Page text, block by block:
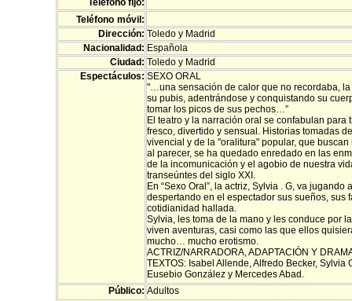
Teléfono fijo:
Teléfono móvil:
Dirección: Toledo y Madrid
Nacionalidad: Española
Ciudad: Toledo y Madrid
Espectáculos: SEXO ORAL
"…una sensación de calor que no recordaba,
su pubis, adentrándose y conquistando su
tomar los picos de sus pechos…”
El teatro y la narración oral se confabulan para
fresco, divertido y sensual. Historias tomadas
vivencial y de la "oralitura" popular, que
al parecer, se ha quedado enredado en las
de la incomunicación y el agobio de nuestra
transeúntes del siglo XXI.
En “Sexo Oral”, la actriz, Sylvia . G, va jugando
despertando en el espectador sus sueños, sus
cotidianidad hallada.
Sylvia, les toma de la mano y les conduce por
viven aventuras, casi como las que ellos
mucho… mucho erotismo.
ACTRIZ/NARRADORA, ADAPTACIÓN Y
TEXTOS: Isabel Allende, Alfredo Becker, Sylvia
Eusebio González y Mercedes Abad.
Público: Adultos